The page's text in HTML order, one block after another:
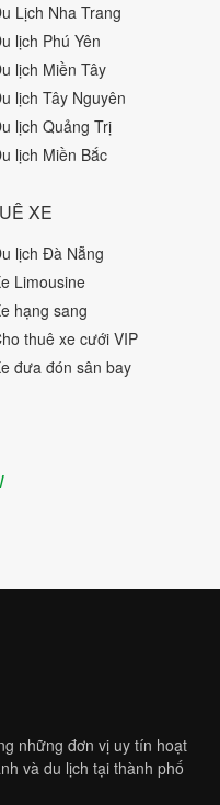
Lịch Nha Trang
lịch Phú Yên
lịch Miền Tây
lịch Tây Nguyên
lịch Quảng Trị
lịch Miền Bắc
XE
lịch Đà Nẵng
Limousine
hạng sang
thuê xe cưới VIP
đưa đón sân bay
những đơn vị uy tín hoạt
và du lịch tại thành phố